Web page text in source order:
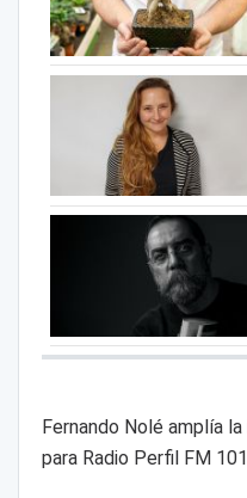
Fernando Nolé amplía
para Radio Perfil FM